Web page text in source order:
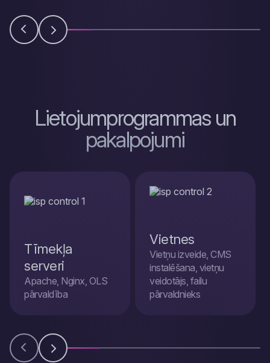
Lietojumprogrammas un
pakalpojumi
Tīmekļa
serveri
Apache, Nginx, OLS
pārvaldība
Vietnes
Vietņu izveide, CMS
instalēšana, vietņu
veidotājs, failu
pārvaldnieks